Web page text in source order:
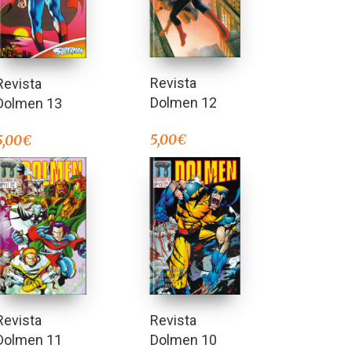
13
€
Revista
Dolmen 12
5,00€
11
Revista
Dolmen 10